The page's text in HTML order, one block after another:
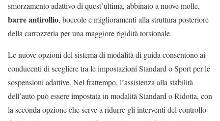
smorzamento adattivo di quest’ultima, abbinato a nuove molle,
barre antirollio, boccole e miglioramenti alla struttura posteriore
della carrozzeria per una maggiore rigidità torsionale.
Le nuove opzioni del sistema di modalità di guida consentono ai
conducenti di scegliere tra le impostazioni Standard o Sport per le
sospensioni adattive. Nel frattempo, l’assistenza alla stabilità
dell’auto può essere impostata in modalità Standard o Ridotta, con
la seconda opzione che serve a ridurre gli interventi del controllo